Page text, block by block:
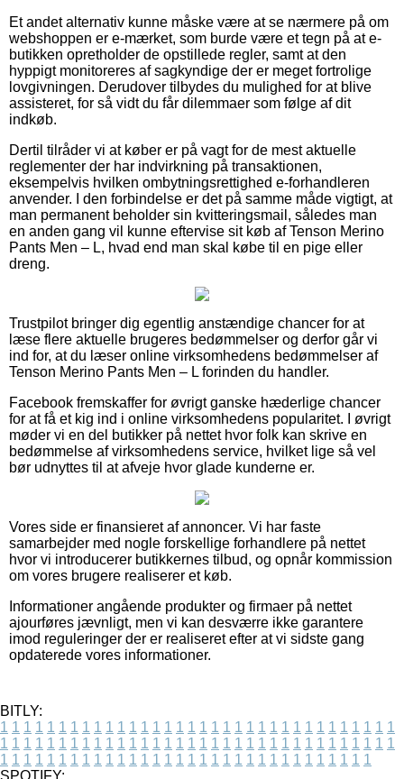
Et andet alternativ kunne måske være at se nærmere på om
webshoppen er e-mærket, som burde være et tegn på at e-
butikken opretholder de opstillede regler, samt at den
hyppigt monitoreres af sagkyndige der er meget fortrolige
lovgivningen. Derudover tilbydes du mulighed for at blive
assisteret, for så vidt du får dilemmaer som følge af dit
indkøb.
Dertil tilråder vi at køber er på vagt for de mest aktuelle
reglementer der har indvirkning på transaktionen,
eksempelvis hvilken ombytningsrettighed e-forhandleren
anvender. I den forbindelse er det på samme måde vigtigt, at
man permanent beholder sin kvitteringsmail, således man
en anden gang vil kunne eftervise sit køb af Tenson Merino
Pants Men – L, hvad end man skal købe til en pige eller
dreng.
Trustpilot bringer dig egentlig anstændige chancer for at
læse flere aktuelle brugeres bedømmelser og derfor går vi
ind for, at du læser online virksomhedens bedømmelser af
Tenson Merino Pants Men – L forinden du handler.
Facebook fremskaffer for øvrigt ganske hæderlige chancer
for at få et kig ind i online virksomhedens popularitet. I øvrigt
møder vi en del butikker på nettet hvor folk kan skrive en
bedømmelse af virksomhedens service, hvilket lige så vel
bør udnyttes til at afveje hvor glade kunderne er.
Vores side er finansieret af annoncer. Vi har faste
samarbejder med nogle forskellige forhandlere på nettet
hvor vi introducerer butikkernes tilbud, og opnår kommission
om vores brugere realiserer et køb.
Informationer angående produkter og firmaer på nettet
ajourføres jævnligt, men vi kan desværre ikke garantere
imod reguleringer der er realiseret efter at vi sidste gang
opdaterede vores informationer.
BITLY:
1 1 1 1 1 1 1 1 1 1 1 1 1 1 1 1 1 1 1 1 1 1 1 1 1 1 1 1 1 1 1 1 1 1
1 1 1 1 1 1 1 1 1 1 1 1 1 1 1 1 1 1 1 1 1 1 1 1 1 1 1 1 1 1 1 1 1 1
1 1 1 1 1 1 1 1 1 1 1 1 1 1 1 1 1 1 1 1 1 1 1 1 1 1 1 1 1 1 1 1
SPOTIFY: